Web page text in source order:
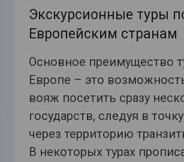
Экскурсионные туры
Европейским странам
Основное преимущество
Европе – это
вояж посетить сразу
государств, следуя в
через территорию
В некоторых турах